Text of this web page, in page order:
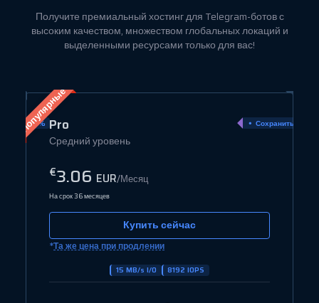
Получите премиальный хостинг для Telegram-ботов с
высоким качеством, множеством глобальных локаций и
выделенными ресурсами только для вас!
80%
Популярные
Pro
Средний уровень
Сохранить 25%
€3.06 EUR/Месяц
На срок 36 месяцев
Купить сейчас
*Та же цена при продлении
15 MB/s I/O 8192 IOPS